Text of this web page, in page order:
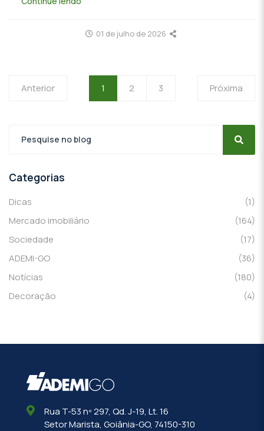
01 de julho de 2026
Anterior 1 2 3 Próxima
Categorias
Dicas
(1)
Mercado imobiliário
(164)
Sociedade
(17)
ADEMI-GO
(36)
Notícias
(180)
Decoração
(4)
Rua T-53 nº 297, Qd. J-19, Lt. 16
Setor Marista, Goiânia-GO, 74150-310